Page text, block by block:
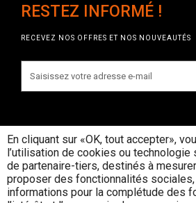
RESTEZ INFORMÉ !
RECEVEZ NOS OFFRES ET NOS NOUVEAUTÉS
INTERDICTION DE
BOISSONS
MINEURS DE
La preuve de
En cliquant sur «OK, tout accepter»,
l’utilisation de cookies ou
de partenaire-tiers, destinés à
proposer des fonctionnalités
informations pour la complétude des